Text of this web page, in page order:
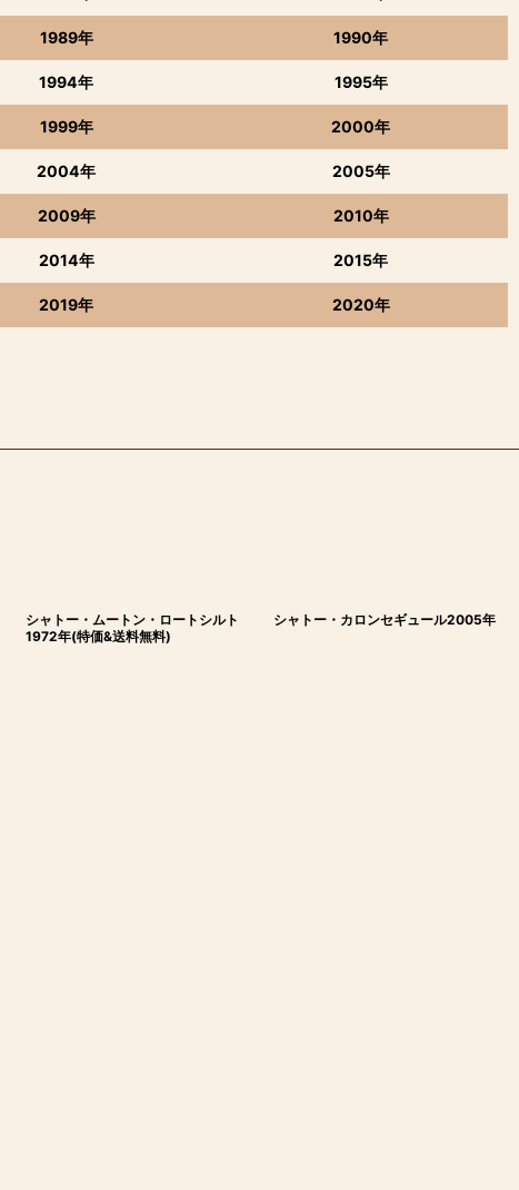
1989年 1990年
1994年 1995年
1999年 2000年
2004年 2005年
2009年 2010年
2014年 2015年
2019年 2020年
シャトー・ムートン・ロートシルト
1972年(特価&送料無料)
シャトー・カロンセギュール2005年